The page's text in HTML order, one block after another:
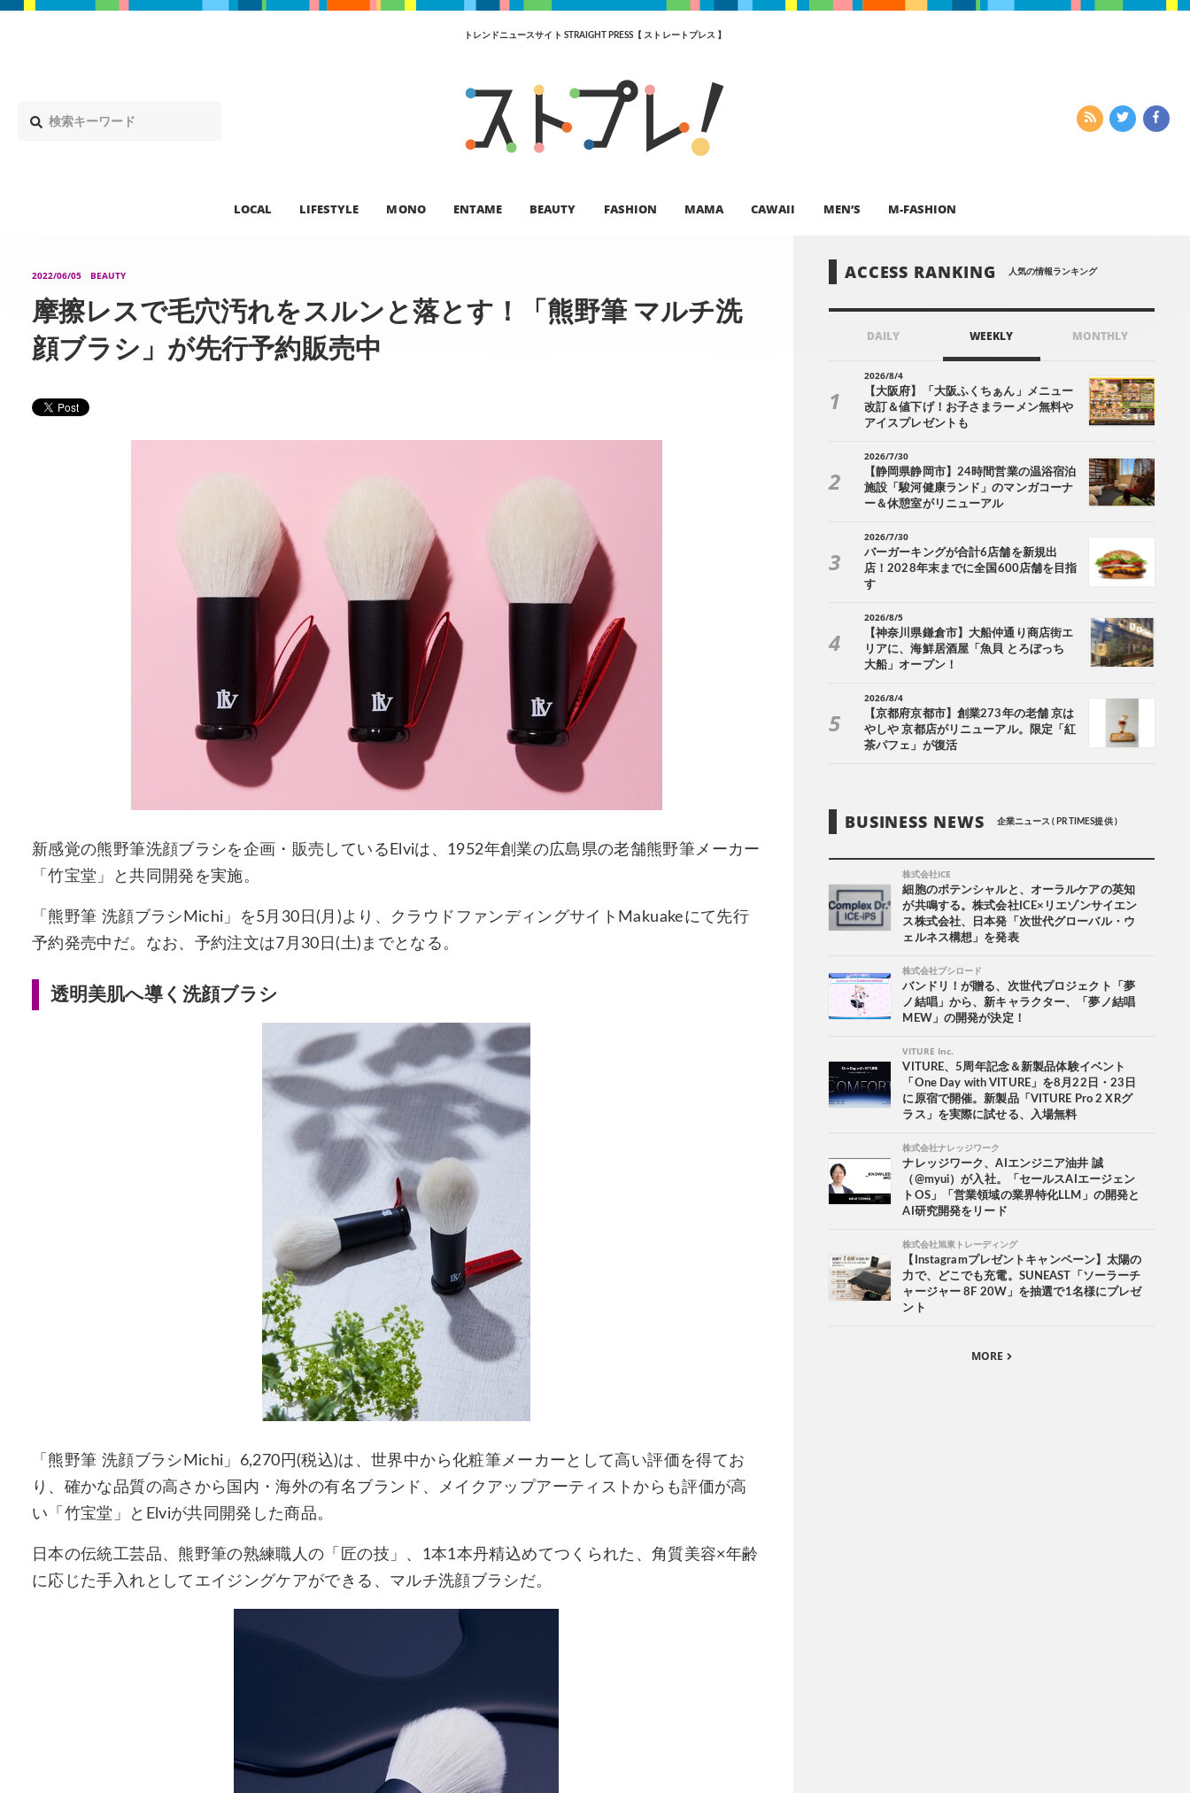
トレンドニュースサイト STRAIGHT PRESS【 ストレートプレス 】
LOCAL LIFESTYLE MONO ENTAME BEAUTY FASHION MAMA CAWAII MEN’S M-FASHION
2022/06/05 BEAUTY
摩擦レスで毛穴汚れをスルンと落とす！「熊野筆 マルチ洗
顔ブラシ」が先行予約販売中
新感覚の熊野筆洗顔ブラシを企画・販売しているElviは、1952年創業の広島県の老舗熊野筆メーカー
「竹宝堂」と共同開発を実施。
「熊野筆 洗顔ブラシMichi」を5月30日(月)より、クラウドファンディングサイトMakuakeにて先行
予約発売中だ。なお、予約注文は7月30日(土)までとなる。
透明美肌へ導く洗顔ブラシ
「熊野筆 洗顔ブラシMichi」6,270円(税込)は、世界中から化粧筆メーカーとして高い評価を得てお
り、確かな品質の高さから国内・海外の有名ブランド、メイクアップアーティストからも評価が高
い「竹宝堂」とElviが共同開発した商品。
日本の伝統工芸品、熊野筆の熟練職人の「匠の技」、1本1本丹精込めてつくられた、角質美容×年齢
に応じた手入れとしてエイジングケアができる、マルチ洗顔ブラシだ。
ACCESS RANKING 人気の情報ランキング
DAILY WEEKLY MONTHLY
2026/8/4
【大阪府】「大阪ふくちぁん」メニュー
改訂＆値下げ！お子さまラーメン無料や
アイスプレゼントも
2026/7/30
【静岡県静岡市】24時間営業の温浴宿泊
施設「駿河健康ランド」のマンガコーナ
ー＆休憩室がリニューアル
2026/7/30
バーガーキングが合計6店舗を新規出
店！2028年末までに全国600店舗を目指
す
2026/8/5
【神奈川県鎌倉市】大船仲通り商店街エ
リアに、海鮮居酒屋「魚貝 とろぼっち
大船」オープン！
2026/8/4
【京都府京都市】創業273年の老舗 京は
やしや 京都店がリニューアル。限定「紅
茶パフェ」が復活
BUSINESS NEWS 企業ニュース ( PR TIMES提供 )
株式会社ICE
細胞のポテンシャルと、オーラルケアの英知
が共鳴する。株式会社ICE×リエゾンサイエン
ス株式会社、日本発「次世代グローバル・ウ
ェルネス構想」を発表
株式会社ブシロード
バンドリ！が贈る、次世代プロジェクト「夢
ノ結唱」から、新キャラクター、「夢ノ結唱
MEW」の開発が決定！
VITURE Inc.
VITURE、5周年記念＆新製品体験イベント
「One Day with VITURE」を8月22日・23日
に原宿で開催。新製品「VITURE Pro 2 XRグ
ラス」を実際に試せる、入場無料
株式会社ナレッジワーク
ナレッジワーク、AIエンジニア油井 誠
（@myui）が入社。「セールスAIエージェン
トOS」「営業領域の業界特化LLM」の開発と
AI研究開発をリード
株式会社旭東トレーディング
【Instagramプレゼントキャンペーン】太陽の
力で、どこでも充電。SUNEAST「ソーラーチ
ャージャー 8F 20W」を抽選で1名様にプレゼ
ント
MORE